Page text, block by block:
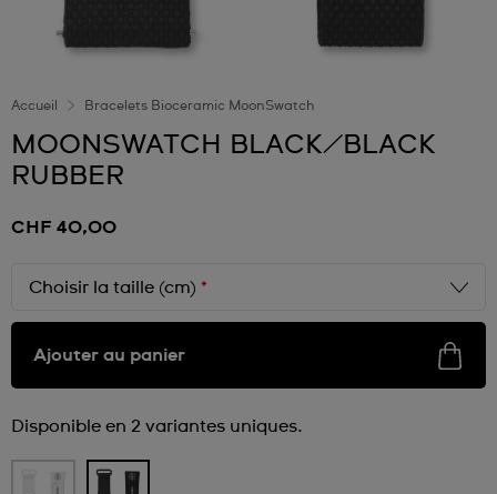
Accueil Bracelets Bioceramic MoonSwatch
MOONSWATCH BLACK/BLACK
RUBBER
CHF 40,00
Choisir la taille (cm) *
Ajouter au panier
Disponible en 2 variantes uniques.